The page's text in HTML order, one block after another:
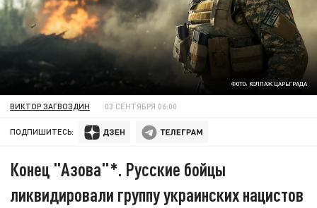
ФОТО: КОЛЛАЖ ЦАРЬГРАДА
ВИКТОР ЗАГВОЗДИН 03 СЕНТЯБРЯ 06:00
ПОДПИШИТЕСЬ:
Конец "Азова"*. Русские бойцы
ликвидировали группу украинских нацистов